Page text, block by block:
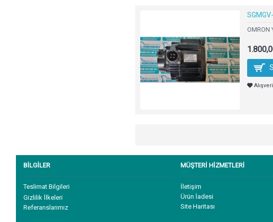
OMRON
BİLGİLER
Teslimat Bilgileri
Gizlilik İlkeleri
Referanslarımız
MÜŞTERİ HİZMETLERİ
İletişim
Ürün İadesi
Site Haritası